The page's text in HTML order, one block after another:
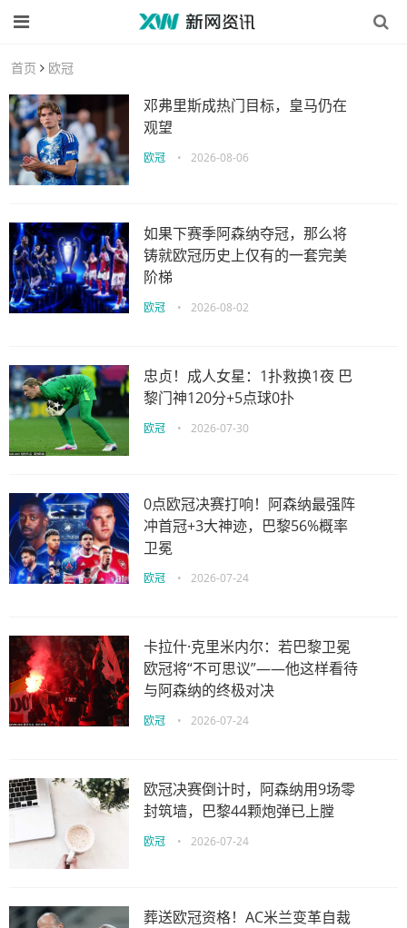
首页 欧冠
邓弗里斯成热门目标，皇马仍在
观望
欧冠 • 2026-08-06
如果下赛季阿森纳夺冠，那么将
铸就欧冠历史上仅有的一套完美
阶梯
欧冠 • 2026-08-02
忠贞！成人女星：1扑救换1夜 巴
黎门神120分+5点球0扑
欧冠 • 2026-07-30
0点欧冠决赛打响！阿森纳最强阵
冲首冠+3大神迹，巴黎56%概率
卫冕
欧冠 • 2026-07-24
卡拉什·克里米内尔：若巴黎卫冕
欧冠将“不可思议”——他这样看待
与阿森纳的终极对决
欧冠 • 2026-07-24
欧冠决赛倒计时，阿森纳用9场零
封筑墙，巴黎44颗炮弹已上膛
欧冠 • 2026-07-24
葬送欧冠资格！AC米兰变革自裁